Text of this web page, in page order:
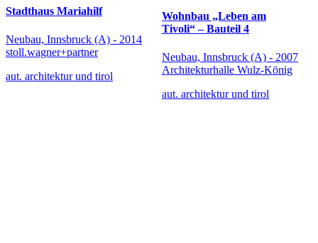
Stadthaus Mariahilf
Neubau, Innsbruck (A) - 2014
stoll.wagner+partner
aut. architektur und tirol
Wohnbau „Leben am
Tivoli“ – Bauteil 4
Neubau, Innsbruck (A) - 2007
Architekturhalle Wulz-König
aut. architektur und tirol